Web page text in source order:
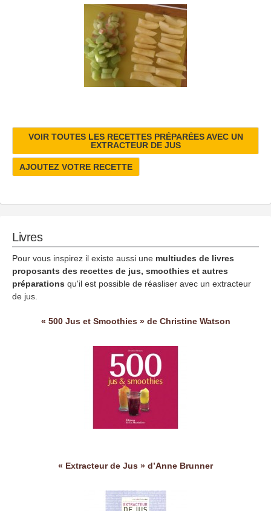
VOIR TOUTES LES RECETTES PRÉPARÉES AVEC UN
EXTRACTEUR DE JUS
AJOUTEZ VOTRE RECETTE
Livres
Pour vous inspirez il existe aussi une multiudes de livres
proposants des recettes de jus, smoothies et autres
préparations qu'il est possible de réasliser avec un extracteur
de jus.
« 500 Jus et Smoothies » de Christine Watson
« Extracteur de Jus » d’Anne Brunner